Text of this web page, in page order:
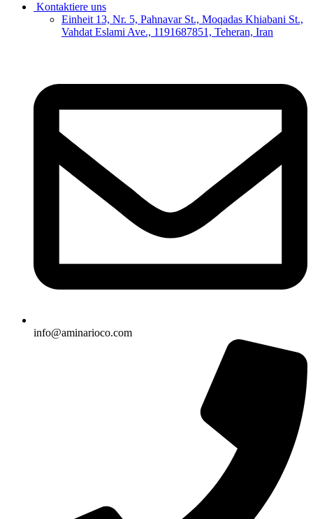
Kontaktiere uns
Einheit 13, Nr. 5, Pahnavar St., Moqadas Khiabani St.,
Vahdat Eslami Ave., 1191687851, Teheran, Iran
info@aminarioco.com